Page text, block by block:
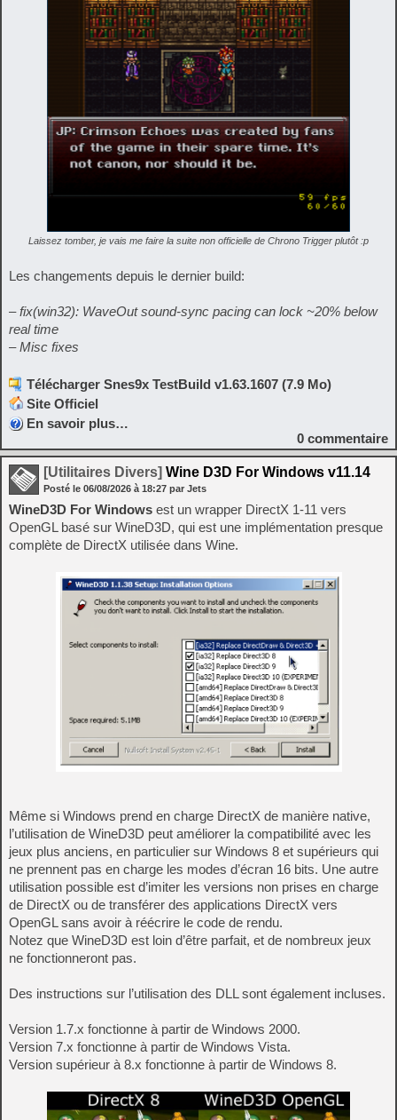
Laissez tomber, je vais me faire la suite non officielle de Chrono Trigger plutôt :p
Les changements depuis le dernier build:
– fix(win32): WaveOut sound-sync pacing can lock ~20% below
real time
– Misc fixes
Télécharger Snes9x TestBuild v1.63.1607 (7.9 Mo)
Site Officiel
En savoir plus…
0 commentaire
[Utilitaires Divers] Wine D3D For Windows v11.14
Posté le 06/08/2026 à 18:27 par Jets
WineD3D For Windows est un wrapper DirectX 1-11 vers
OpenGL basé sur WineD3D, qui est une implémentation presque
complète de DirectX utilisée dans Wine.
Même si Windows prend en charge DirectX de manière native,
l’utilisation de WineD3D peut améliorer la compatibilité avec les
jeux plus anciens, en particulier sur Windows 8 et supérieurs qui
ne prennent pas en charge les modes d’écran 16 bits. Une autre
utilisation possible est d’imiter les versions non prises en charge
de DirectX ou de transférer des applications DirectX vers
OpenGL sans avoir à réécrire le code de rendu.
Notez que WineD3D est loin d’être parfait, et de nombreux jeux
ne fonctionneront pas.
Des instructions sur l’utilisation des DLL sont également incluses.
Version 1.7.x fonctionne à partir de Windows 2000.
Version 7.x fonctionne à partir de Windows Vista.
Version supérieur à 8.x fonctionne à partir de Windows 8.